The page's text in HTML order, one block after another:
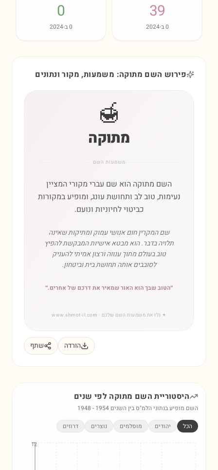
39
0ב-2024
0
0ב-2024
פירוש השם מתוקה: משמעות, מקור ונתונים
🍯
מתוקה
משמעות השם
השם מתוקה הוא שם עברי מקורי המציין
נעימות, טוב לב ותחושת עונג, ומופיע במקורות
כביטוי לחיוניות ונועם.
שם המקרין חום אנושי עמוק ומתיקות שאינה
תלויה בדבר. הוא מבטא אישיות המבקשת להפיץ
טוב בעולם מתוך ענווה ורצון אמיתי להעניק
לסובבים אותה תחושת בית וביטחון.
״הטוב שבך הוא האור שמאיר את דרכם של אחרים.״
✦ גלו את משמעות השם שלכם · www.shmot-il.com
הורדה שתף
היסטוריית השם מתוקה לפי שנים
השם מופיע בנתוני הלמ"ס בין השנים 1948 - 1954
הכל יהודים מוסלמים נוצרים דרוזים
12